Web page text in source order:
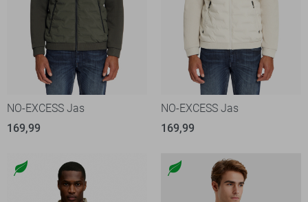
NO-EXCESS Jas
169,99
NO-EXCESS Jas
169,99